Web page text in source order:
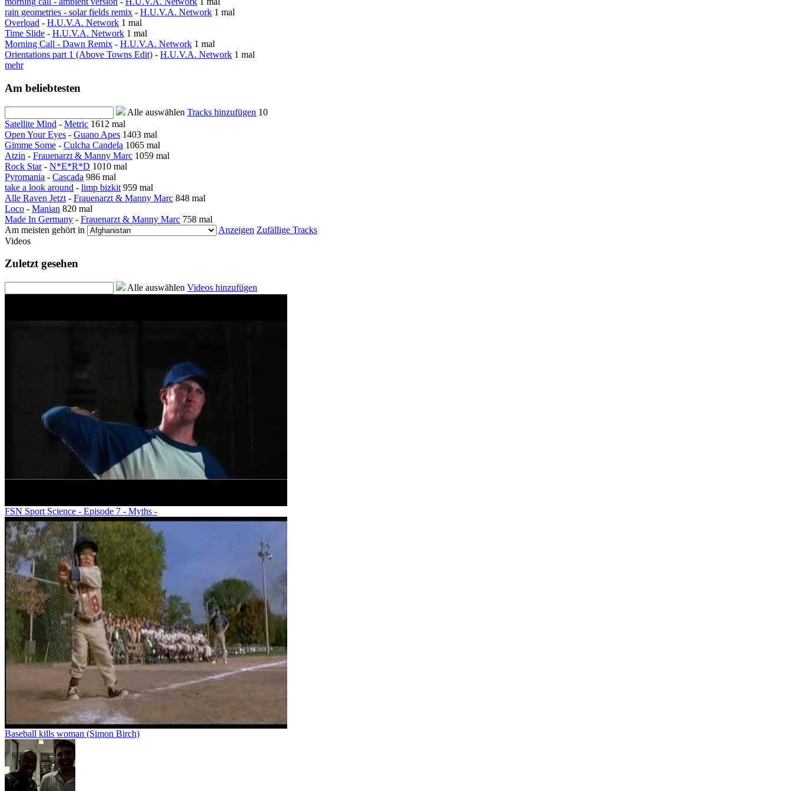
rain geometries - solar fields remix - H.U.V.A. Network 1 mal
Overload - H.U.V.A. Network 1 mal
Time Slide - H.U.V.A. Network 1 mal
Morning Call - Dawn Remix - H.U.V.A. Network 1 mal
Orientations part 1 (Above Towns Edit) - H.U.V.A. Network 1 mal
mehr
Am beliebtesten
Alle auswählen Tracks hinzufügen 10
Satellite Mind - Metric 1612 mal
Open Your Eyes - Guano Apes 1403 mal
Gimme Some - Culcha Candela 1065 mal
Atzin - Frauenarzt & Manny Marc 1059 mal
Rock Star- N*E*R*D 1010 mal
Pyromania - Cascada 986 mal
take a look around - limp bizkit 959 mal
Alle Raven Jetzt - Frauenarzt & Manny Marc 848 mal
Loco - Manian 820 mal
Made In Germany - Frauenarzt & Manny Marc 758 mal
Am meisten gehört in
Anzeigen Zufällige Tracks
Videos
Zuletzt gesehen
Alle auswählen Videos hinzufügen
FSN Sport Science - Episode 7 - Myths -
Baseball kills woman (Simon Birch)